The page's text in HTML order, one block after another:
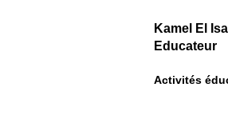
Kamel El
Educateur
Activités